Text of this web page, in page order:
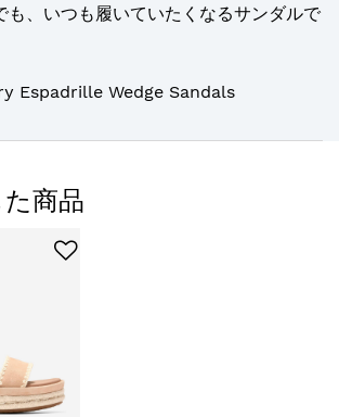
も、いつも履いていたくなるサンダルで
Espadrille Wedge Sandals
商品